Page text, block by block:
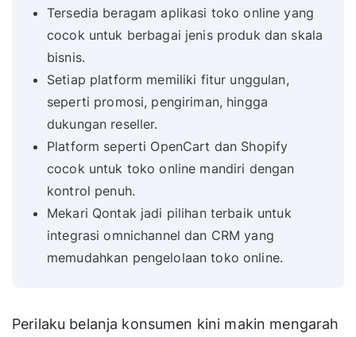
Tersedia beragam aplikasi toko online yang
cocok untuk berbagai jenis produk dan skala
bisnis.
Setiap platform memiliki fitur unggulan,
seperti promosi, pengiriman, hingga
dukungan reseller.
Platform seperti OpenCart dan Shopify
cocok untuk toko online mandiri dengan
kontrol penuh.
Mekari Qontak jadi pilihan terbaik untuk
integrasi omnichannel dan CRM yang
memudahkan pengelolaan toko online.
Perilaku belanja konsumen kini makin mengarah